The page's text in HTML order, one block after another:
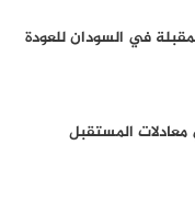
في السودان للعودة
المستقبل